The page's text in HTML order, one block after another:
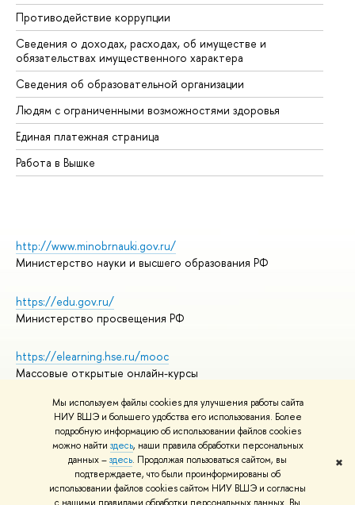
Мы используем файлы cookies для улучшения работы сайта
НИУ ВШЭ и большего удобства его использования. Более
подробную информацию об использовании файлов cookies
можно найти здесь, наши правила обработки персональных
данных –здесь. Продолжая пользоваться сайтом, вы
подтверждаете, что были проинформированы об
использовании файлов cookies сайтом НИУ ВШЭ и согласны
✖
Противодействие коррупции
Сведения о доходах, расходах, об имуществе и
обязательствах имущественного характера
Сведения об образовательной организации
Людям с ограниченными возможностями здоровья
Единая платежная страница
Работа в Вышке
http://www.minobrnauki.gov.ru/
Министерство науки и высшего образования РФ
https://edu.gov.ru/
Министерство просвещения РФ
https://elearning.hse.ru/mooc
Массовые открытые онлайн-курсы
© НИУ ВШЭ 1993–2026
Адреса и контакты
Условия использования материалов
Политика конфиденциальности
Правила применения рекомендательных технологий в НИУ ВШЭ